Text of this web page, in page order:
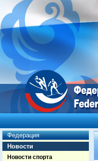
Федерация
Новости
Новости спорта